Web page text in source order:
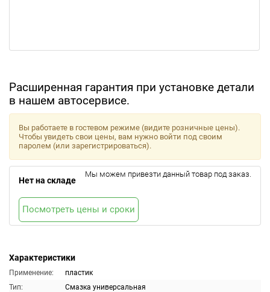
Расширенная гарантия при установке детали
в нашем автосервисе.
Характеристики
Применение:
пластик
Тип:
Смазка универсальная
Вы работаете в гостевом режиме (видите розничные цены).
Чтобы увидеть свои цены, вам нужно войти под своим
паролем (или зарегистрироваться).
Нет на складе
Мы можем привезти данный товар под заказ.
Посмотреть цены и сроки